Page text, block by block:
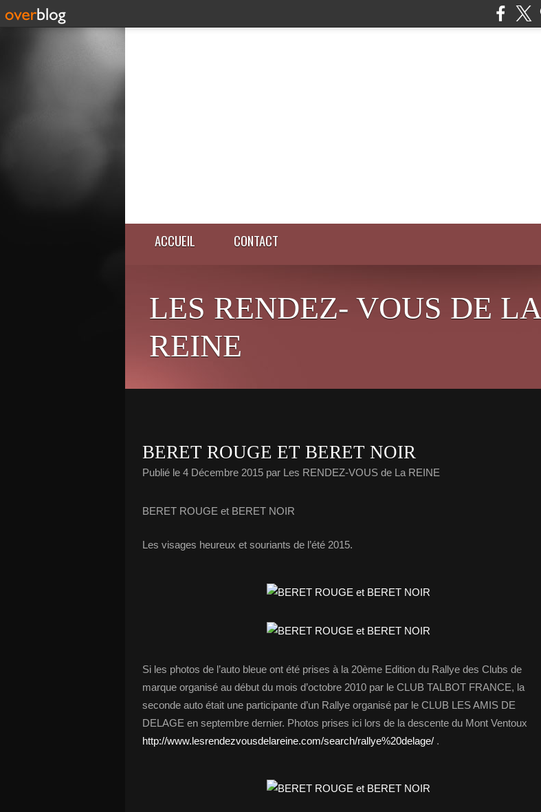
ACCUEIL CONTACT
LES RENDEZ- VOUS DE LA
REINE
BERET ROUGE ET BERET NOIR
Publié le 4 Décembre 2015 par Les RENDEZ-VOUS de La REINE
BERET ROUGE et BERET NOIR
Les visages heureux et souriants de l’été 2015.
Si les photos de l’auto bleue ont été prises à la 20ème Edition du Rallye des Clubs de
marque organisé au début du mois d’octobre 2010 par le CLUB TALBOT FRANCE, la
seconde auto était une participante d’un Rallye organisé par le CLUB LES AMIS DE
DELAGE en septembre dernier. Photos prises ici lors de la descente du Mont Ventoux
http://www.lesrendezvousdelareine.com/search/rallye%20delage/ .